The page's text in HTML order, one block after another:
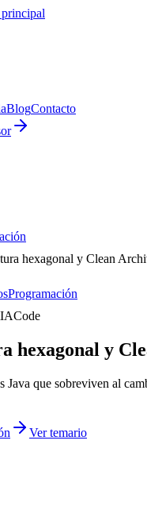
BlogContacto
hexagonal y Clean
Programación
hexagonal y
Java que sobreviven al
Ver temario